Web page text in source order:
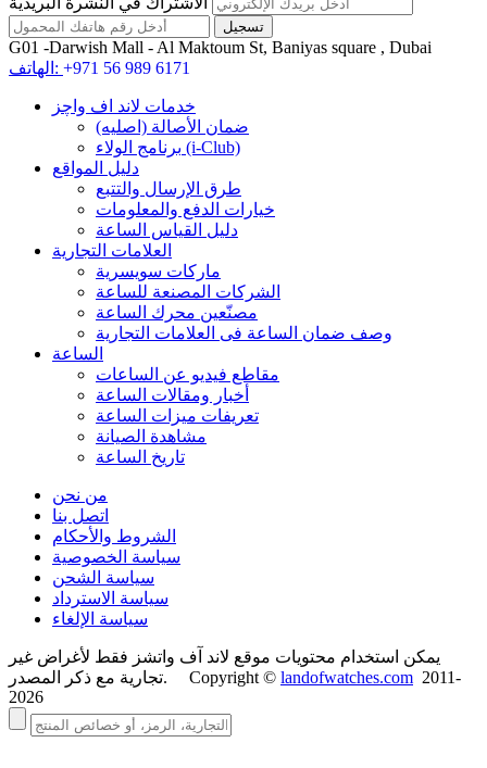
G01 -Darwish Mall - Al Maktoum St, Baniyas square , Dubai
الهاتف: +971 56 989 6171
خدمات لاند اف واچز
ضمان الأصالة (اصلیه)
برنامج الولاء (i-Club)
دليل المواقع
طرق الإرسال والتتبع
خيارات الدفع والمعلومات
دليل القياس الساعة
العلامات التجارية
ماركات سويسرية
الشركات المصنعة للساعة
مصنّعين محرك الساعة
وصف ضمان الساعة فی العلامات التجارية
الساعة
مقاطع فيديو عن الساعات
أخبار ومقالات الساعة
تعريفات ميزات الساعة
مشاهدة الصيانة
تاريخ الساعة
من نحن
اتصل بنا
الشروط والأحكام
سياسة الخصوصية
سياسة الشحن
سياسة الاسترداد
سياسة الإلغاء
يمكن استخدام محتويات موقع لاند آف واتشز فقط لأغراض غير
تجارية مع ذكر المصدر. Copyright © landofwatches.com 2011-
2026